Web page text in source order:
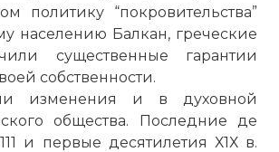
политику “покровительства”
населению Балкан, греческие
существенные гарантии
собственности.
изменения и в духовной
общества. Последние де
и первые десятилетия Х1Х в.